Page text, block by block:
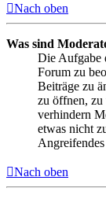
Nach oben
Was sind
Die Aufgabe
Forum zu
Beiträge zu
zu öffnen, zu
verhindern
etwas nicht
Nach oben